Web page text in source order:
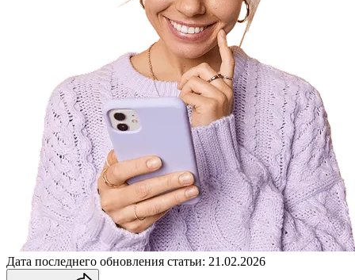
Дата последнего обновления статьи: 21.02.2026